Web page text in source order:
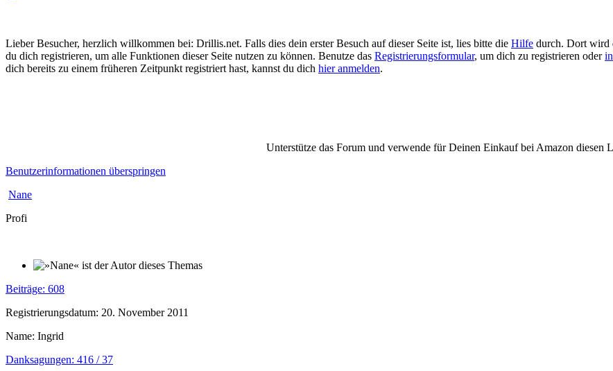
Lieber Besucher, herzlich willkommen bei: Drillis.net. Falls dies dein erster Besuch auf dieser Seite ist, lies bitte die Hilfe durch. Dort wird
du dich registrieren, um alle Funktionen dieser Seite nutzen zu können. Benutze das Registrierungsformular, um dich zu registrieren oder
dich bereits zu einem früheren Zeitpunkt registriert hast, kannst du dich hier anmelden.
Unterstütze das Forum und verwende für Deinen Einkauf bei Amazon diesen
Benutzerinformationen überspringen
Nane
Profi
Beiträge: 608
Registrierungsdatum: 20. November 2011
Name: Ingrid
Danksagungen: 416 / 37